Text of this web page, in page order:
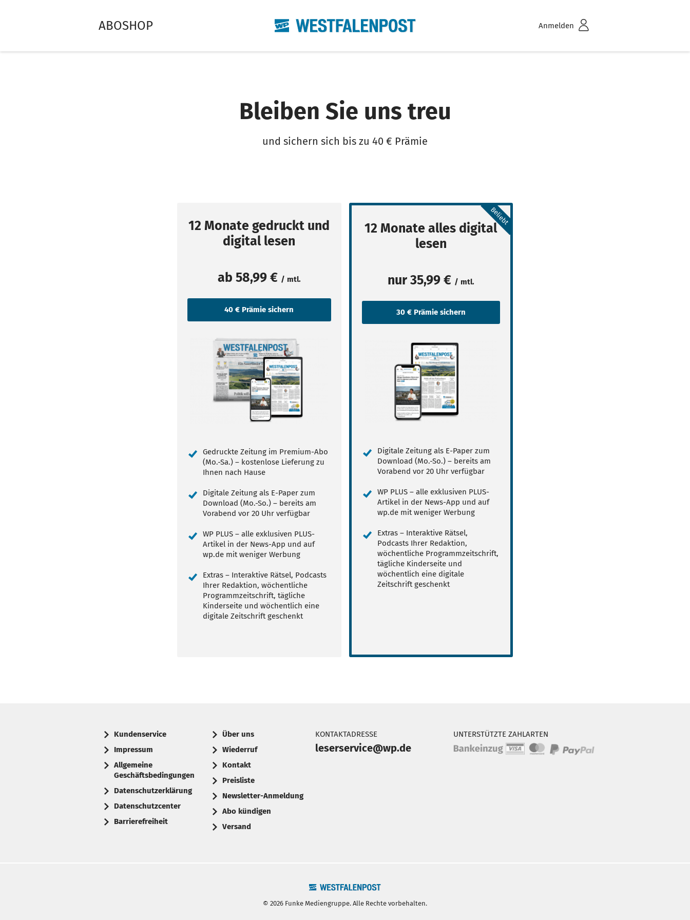
ABOSHOP Anmelden
Bleiben Sie uns treu
und sichern sich bis zu 40 € Prämie
12 Monate gedruckt und
digital lesen
ab 58,99 € / mtl.
Gedruckte Zeitung im Premium-Abo
(Mo.-Sa.) – kostenlose Lieferung zu
Ihnen nach Hause
Digitale Zeitung als E-Paper zum
Download (Mo.-So.) – bereits am
Vorabend vor 20 Uhr verfügbar
WP PLUS – alle exklusiven PLUS-
Artikel in der News-App und auf
wp.de mit weniger Werbung
Extras – Interaktive Rätsel, Podcasts
Ihrer Redaktion, wöchentliche
Programmzeitschrift, tägliche
Kinderseite und wöchentlich eine
digitale Zeitschrift geschenkt
Beliebt
12 Monate alles digital
lesen
nur 35,99 € / mtl.
Digitale Zeitung als E-Paper zum
Download (Mo.-So.) – bereits am
Vorabend vor 20 Uhr verfügbar
WP PLUS – alle exklusiven PLUS-
Artikel in der News-App und auf
wp.de mit weniger Werbung
Extras – Interaktive Rätsel,
Podcasts Ihrer Redaktion,
wöchentliche Programmzeitschrift,
tägliche Kinderseite und
wöchentlich eine digitale
Zeitschrift geschenkt
Kundenservice
Impressum
Allgemeine
Geschäftsbedingungen
Datenschutzerklärung
Datenschutzcenter
Barrierefreiheit
Über uns
Wiederruf
Kontakt
Preisliste
Newsletter-Anmeldung
Abo kündigen
Versand
KONTAKTADRESSE
leserservice@wp.de
UNTERSTÜTZTE ZAHLARTEN
© 2026 Funke Mediengruppe. Alle Rechte vorbehalten.